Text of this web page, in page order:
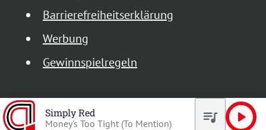
Barrierefreiheitserklärung
Werbung
Gewinnspielregeln
Simply Red
Money's Too Tight (To Mention) play_arrow
queue_music